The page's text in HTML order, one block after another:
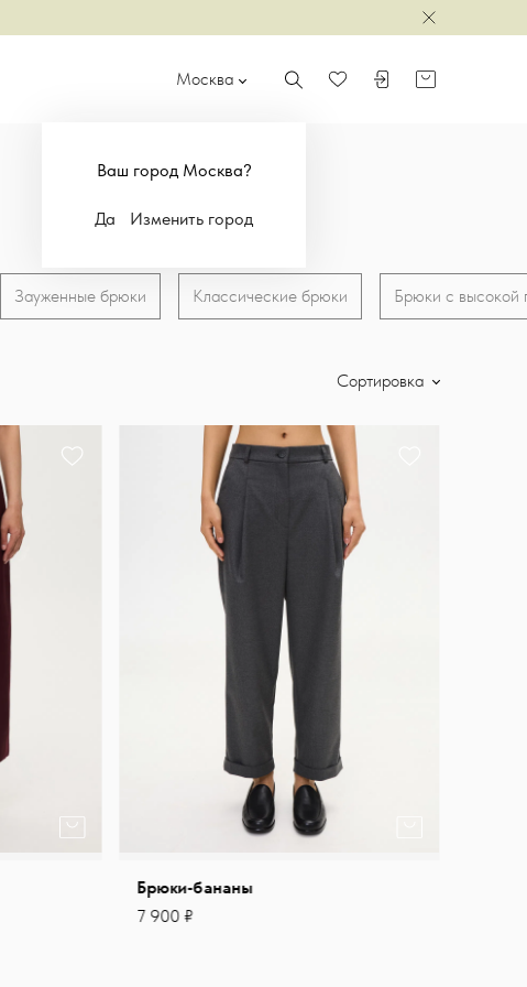
Закрыть
Москва
Ваш город Москва?
Да Изменить город
Поиск ИзбранноеВойти или
Корзина
Зауженные брюки Классические брюки Брюки с высокой
Сортировка
Брюки-бананы
7 900 ₽